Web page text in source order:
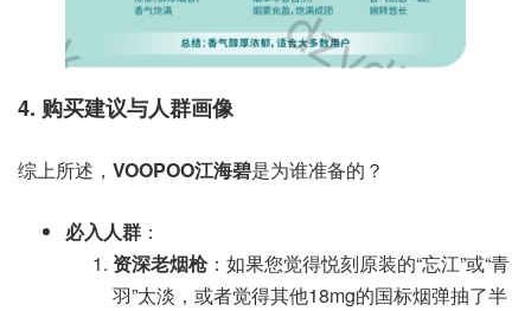
4. 购买建议与人群画像
综上所述， VOOPOO江海碧是为谁准备的？
必入人群 ：
资深老烟枪：如果您觉得悦刻原装的“忘江”或“青
羽”太淡，或者觉得其他18mg的国标烟弹抽了半